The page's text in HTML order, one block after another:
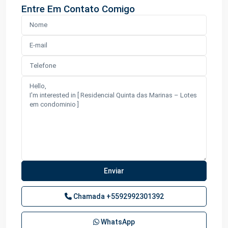
Entre Em Contato Comigo
Chamada +5592992301392
WhatsApp